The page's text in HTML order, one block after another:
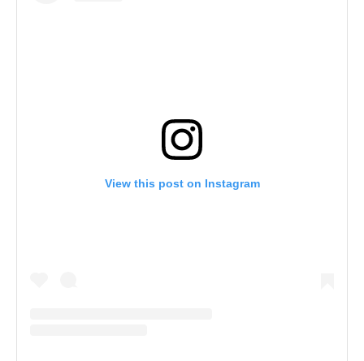
View this post on Instagram